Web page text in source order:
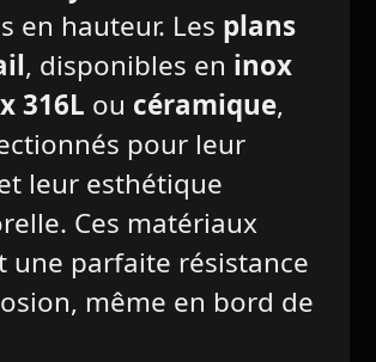
en hauteur. Les plans
, disponibles en inox
316L ou céramique,
pour leur
leur esthétique
Ces matériaux
une parfaite résistance
même en bord de